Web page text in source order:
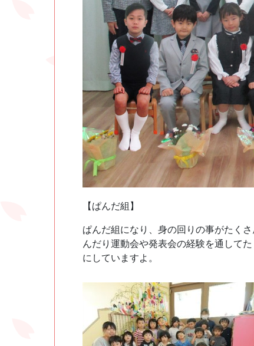
【ぱんだ組】
ぱんだ組になり、身の回りの事がたく
んだり運動会や発表会の経験を通して
にしていますよ。